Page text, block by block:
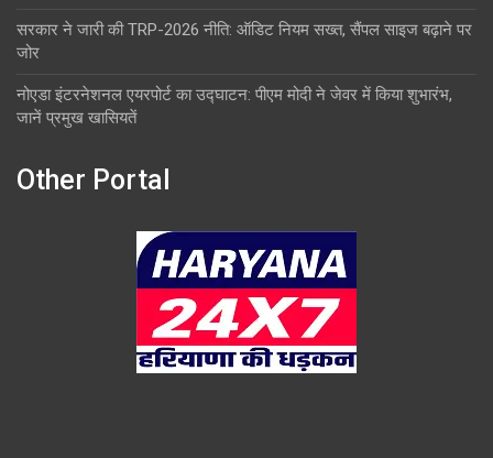
सरकार ने जारी की TRP-2026 नीति: ऑडिट नियम सख्त, सैंपल साइज बढ़ाने पर
जोर
नोएडा इंटरनेशनल एयरपोर्ट का उद्घाटन: पीएम मोदी ने जेवर में किया शुभारंभ,
जानें प्रमुख खासियतें
Other Portal